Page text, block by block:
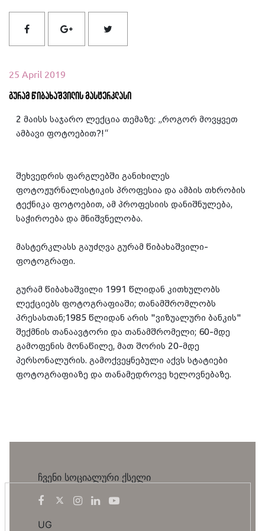
25 April 2019
გურამ წიბახაშვილის მასტერკლასი
2 მაისს საჯარო ლექცია თემაზე: „როგორ მოვყვეთ
ამბავი ფოტოებით?!“
შეხვედრის ფარგლებში განიხილეს
ფოტოჟურნალისტიკის პროფესია და ამბის თხრობის
ტექნიკა ფოტოებით, ამ პროფესიის დანიშნულება,
საჭიროება და მნიშვნელობა.
მასტერკლასს გაუძღვა გურამ წიბახაშვილი-
ფოტოგრაფი.
გურამ წიბახაშვილი 1991 წლიდან კითხულობს
ლექციებს ფოტოგრაფიაში; თანამშრომლობს
პრესასთან;1985 წლიდან არის "ვიზუალური ბანკის"
შექმნის თანაავტორი და თანამშრომელი; 60-მდე
გამოფენის მონაწილე, მათ შორის 20-მდე
პერსონალურის. გამოქვეყნებული აქვს სტატიები
ფოტოგრაფიაზე და თანამედროვე ხელოვნებაზე.
ჩვენი სოციალური ქსელი
UG